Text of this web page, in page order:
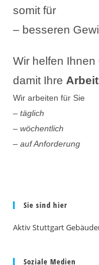
somit für
– besseren
Wir helfen Ihnen
damit Ihre
Wir arbeiten für Sie
– täglich
– wöchentlich
– auf Anforderung
Sie sind hier
Aktiv Stuttgart
Soziale Medien